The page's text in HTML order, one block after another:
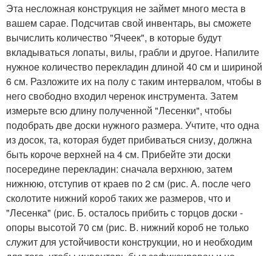
Эта несложная конструкция не займет много места в
вашем сарае. Подсчитав свой инвентарь, вы сможете
вычислить количество "Ячеек", в которые будут
вкладываться лопаты, вилы, грабли и другое. Напилите
нужное количество перекладин длиной 40 см и шириной
6 см. Разложите их на полу с таким интервалом, чтобы в
него свободно входил черенок инструмента. Затем
измерьте всю длину полученной "Лесенки", чтобы
подобрать две доски нужного размера. Учтите, что одна
из досок, та, которая будет прибиваться снизу, должна
быть короче верхней на 4 см. Прибейте эти доски
посередине перекладин: сначала верхнюю, затем
нижнюю, отступив от краев по 2 см (рис. А. после чего
сколотите нижний короб таких же размеров, что и
"Лесенка" (рис. Б. осталось прибить с торцов доски -
опоры высотой 70 см (рис. В. нижний короб не только
служит для устойчивости конструкции, но и необходим